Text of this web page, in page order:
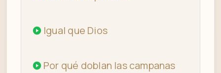
Igual que Dios
Por qué doblan las campanas